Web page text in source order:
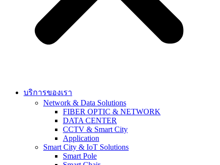
บริการของเรา
Network & Data Solutions
FIBER OPTIC & NETWORK​
DATA CENTER
CCTV & Smart City
Application
Smart City & IoT Solutions
Smart Pole